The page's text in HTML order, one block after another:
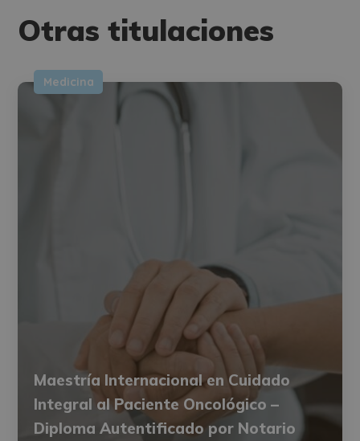
Otras titulaciones
Medicina
Maestría Internacional en Cuidado
Integral al Paciente Oncológico –
Diploma Autentificado por Notario